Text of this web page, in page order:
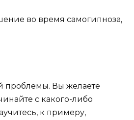
во время самогипноза,
проблемы. Вы желаете
с какого-либо
к примеру,